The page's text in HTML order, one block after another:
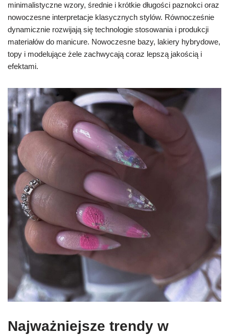
minimalistyczne wzory, średnie i krótkie długości paznokci oraz
nowoczesne interpretacje klasycznych stylów. Równocześnie
dynamicznie rozwijają się technologie stosowania i produkcji
materiałów do manicure. Nowoczesne bazy, lakiery hybrydowe,
topy i modelujące żele zachwycają coraz lepszą jakością i
efektami.
Najważniejsze trendy w